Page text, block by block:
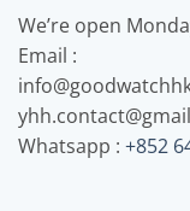
We’re open
Email :
Whatsapp : +852